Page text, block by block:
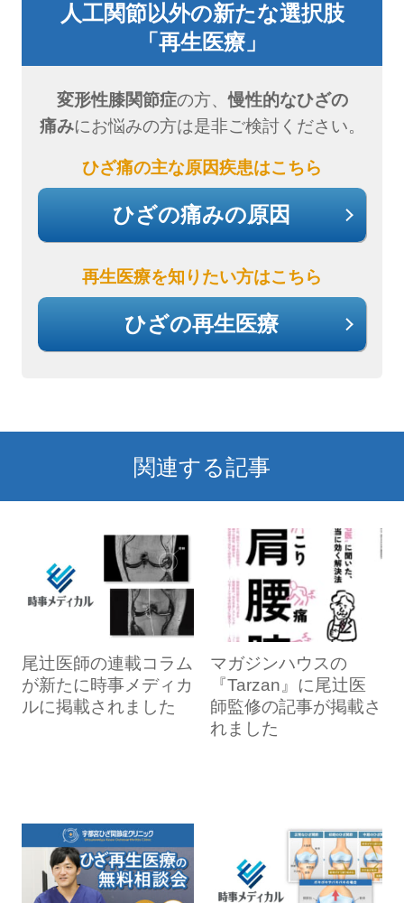
人工関節以外の新たな選択肢
「再生医療」
変形性膝関節症の方、慢性的なひざの
痛みにお悩みの方は是非ご検討ください。
ひざ痛の主な原因疾患はこちら
ひざの痛みの原因
再生医療を知りたい方はこちら
ひざの再生医療
関連する記事
尾辻医師の連載コラム
が新たに時事メディカ
ルに掲載されました
マガジンハウスの
『Tarzan』に尾辻医
師監修の記事が掲載さ
れました